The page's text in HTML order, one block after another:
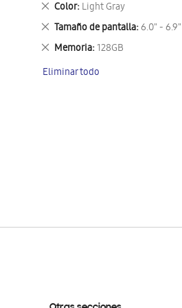
Color Light Gray
Eliminar
este
artículo
Tamaño de pantalla 6.0" - 6.9"
Eliminar
este
artículo
Memoria 128GB
Eliminar
artículo
Eliminar todo